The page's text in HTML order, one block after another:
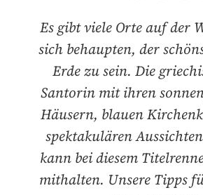
Es gibt viele Orte auf der
sich behaupten, der
Erde zu sein. Die
Santorin mit ihren
Häusern, blauen
spektakulären
kann bei diesem
mithalten. Unsere Tipps